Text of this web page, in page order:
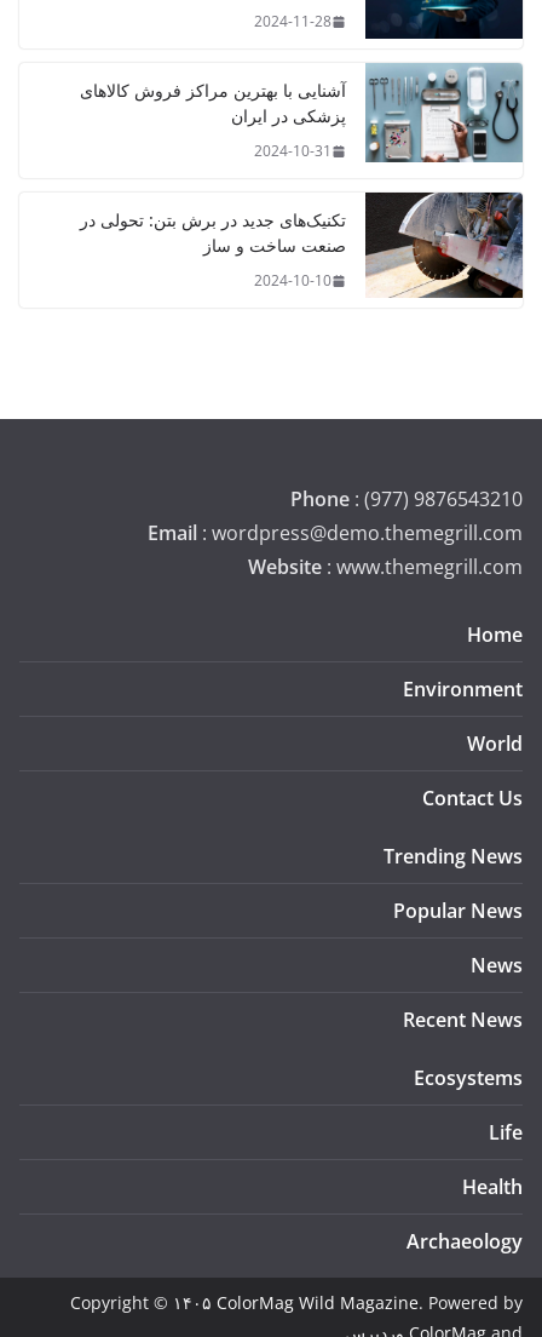
2024-11-28
آشنایی با بهترین مراکز فروش کالاهای
پزشکی در ایران
2024-10-31
تکنیک‌های جدید در برش بتن: تحولی در
صنعت ساخت و ساز
2024-10-10
Phone : (977) 9876543210
Email : wordpress@demo.themegrill.com
Website : www.themegrill.com
Home
Environment
World
Contact Us
Trending News
Popular News
News
Recent News
Ecosystems
Life
Health
Archaeology
Copyright © ۱۴۰۵ ColorMag Wild Magazine. Powered by